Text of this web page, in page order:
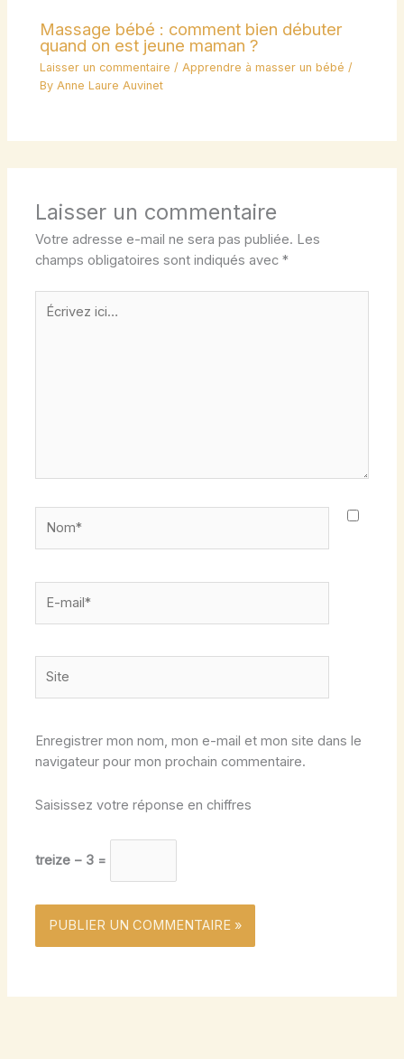
Massage bébé : comment bien débuter
quand on est jeune maman ?
Laisser un commentaire /Apprendre à masser un bébé /
ByAnne Laure Auvinet
Laisser un commentaire
Votre adresse e-mail ne sera pas publiée. Les
champs obligatoires sont indiqués avec*
Écrivez
ici…
mail*
Enregistrer mon nom, mon e-mail et mon site dans le
navigateur pour mon prochain commentaire.
Saisissez votre réponse en chiffres
treize − 3 =